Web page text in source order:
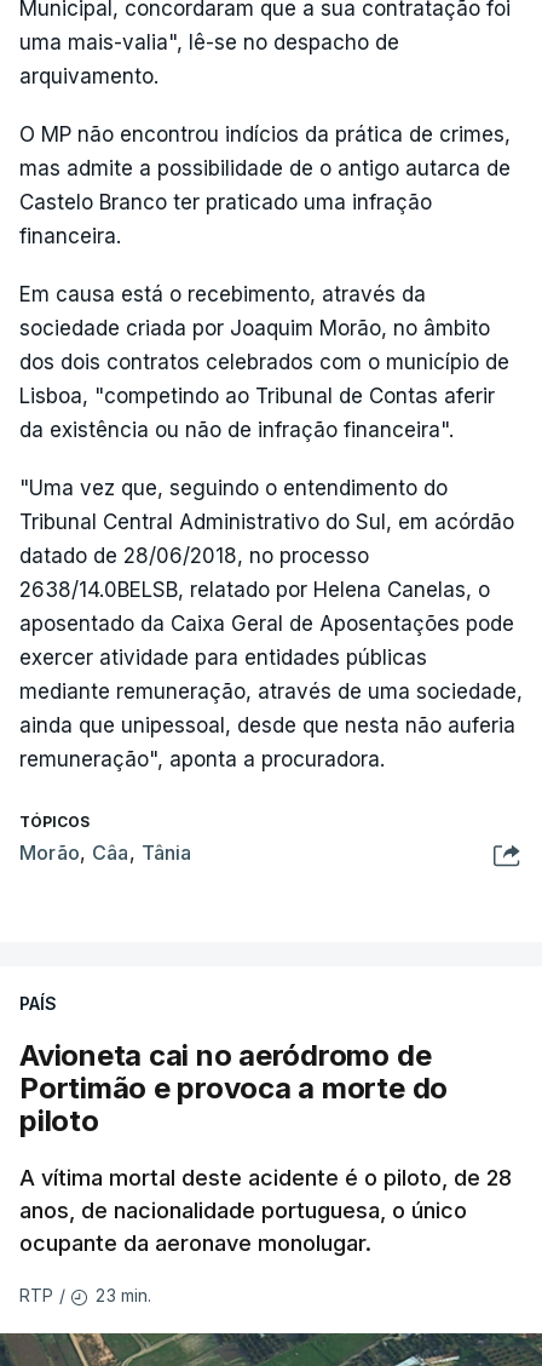
Municipal, concordaram que a sua contratação foi
uma mais-valia", lê-se no despacho de
arquivamento.
O MP não encontrou indícios da prática de crimes,
mas admite a possibilidade de o antigo autarca de
Castelo Branco ter praticado uma infração
financeira.
Em causa está o recebimento, através da
sociedade criada por Joaquim Morão, no âmbito
dos dois contratos celebrados com o município de
Lisboa, "competindo ao Tribunal de Contas aferir
da existência ou não de infração financeira".
"Uma vez que, seguindo o entendimento do
Tribunal Central Administrativo do Sul, em acórdão
datado de 28/06/2018, no processo
2638/14.0BELSB, relatado por Helena Canelas, o
aposentado da Caixa Geral de Aposentações pode
exercer atividade para entidades públicas
mediante remuneração, através de uma sociedade,
ainda que unipessoal, desde que nesta não auferia
remuneração", aponta a procuradora.
TÓPICOS
Morão, Câa, Tânia
PAÍS
Avioneta cai no aeródromo de
Portimão e provoca a morte do
piloto
A vítima mortal deste acidente é o piloto, de 28
anos, de nacionalidade portuguesa, o único
ocupante da aeronave monolugar.
RTP / 23 min.